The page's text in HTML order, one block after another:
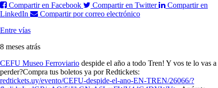
Compartir en Facebook
Compartir en Twitter
Compartir en
LinkedIn
Compartir por correo electrónico
Entre vías
8 meses atrás
CEFU Museo Ferroviario despide el año a todo Tren! Y vos te lo vas a
perder?Compra tus boletos ya por Redtickets:
redtickets.uy/evento/CEFU-despide-el-ano-EN-TREN/26066/?